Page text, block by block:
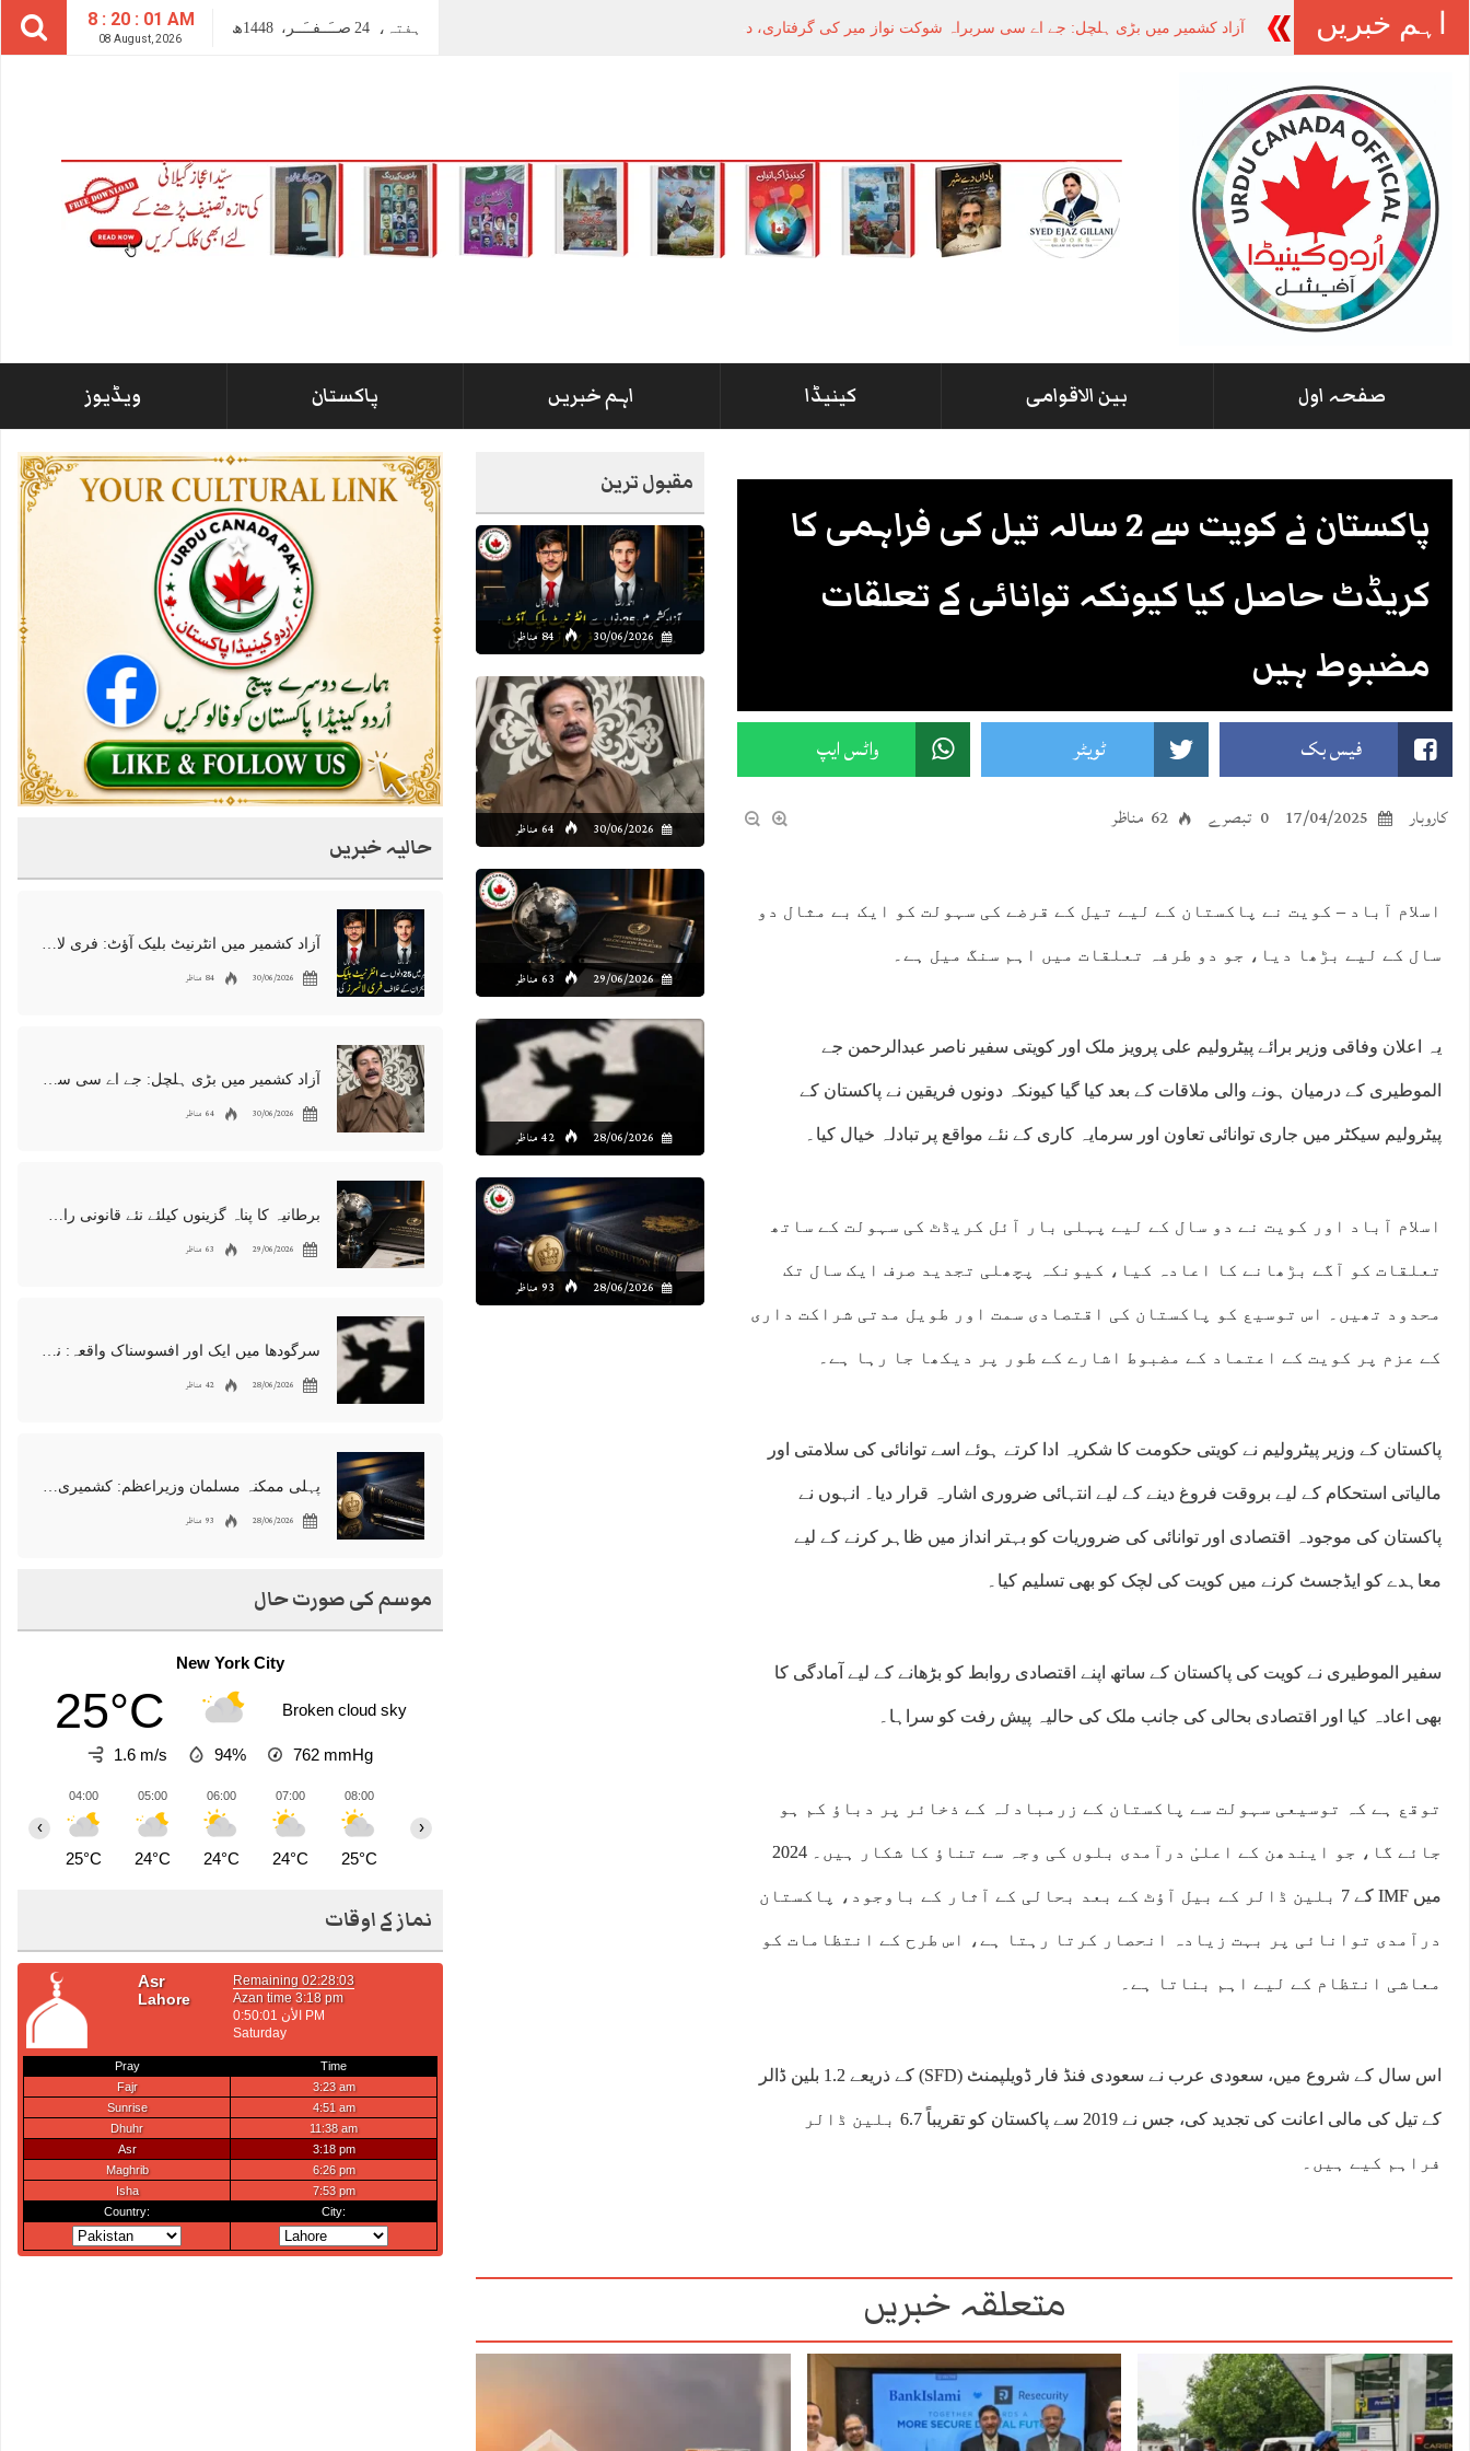
8 : 20 : 02 AM
08 August, 2026
ہفتہ، 24 صــَــفــَــر، 1448ھ اہم خبریں آزاد کشمیر میں بڑی ہلچل: جے اے سی سربراہ شوکت نواز میر کی گرفتاری، دھرنا جاری
صفحہ اول بین الاقوامی کینیڈا اہم خبریں پاکستان ویڈیوز
مقبول ترین
30/06/2026 84 مناظر
30/06/2026 64 مناظر
29/06/2026 63 مناظر
28/06/2026 42 مناظر
28/06/2026 93 مناظر
پاکستان نے کویت سے 2 سالہ تیل کی فراہمی کا
کریڈٹ حاصل کیا کیونکہ توانائی کے تعلقات
مضبوط ہیں
فیس بک ٹویٹر واٹس ایپ
کاروبار 17/04/2025 0 تبصرے 62 مناظر
اسلام آباد – کویت نے پاکستان کے لیے تیل کے قرضے کی سہولت کو ایک بے مثال دو
سال کے لیے بڑھا دیا، جو دو طرفہ تعلقات میں اہم سنگ میل ہے۔
یہ اعلان وفاقی وزیر برائے پیٹرولیم علی پرویز ملک اور کویتی سفیر ناصر عبدالرحمن جے
الموطیری کے درمیان ہونے والی ملاقات کے بعد کیا گیا کیونکہ دونوں فریقین نے پاکستان کے
پیٹرولیم سیکٹر میں جاری توانائی تعاون اور سرمایہ کاری کے نئے مواقع پر تبادلہ خیال کیا۔
اسلام آباد اور کویت نے دو سال کے لیے پہلی بار آئل کریڈٹ کی سہولت کے ساتھ
تعلقات کو آگے بڑھانے کا اعادہ کیا، کیونکہ پچھلی تجدید صرف ایک سال تک
محدود تھیں۔ اس توسیع کو پاکستان کی اقتصادی سمت اور طویل مدتی شراکت داری
کے عزم پر کویت کے اعتماد کے مضبوط اشارے کے طور پر دیکھا جا رہا ہے۔
پاکستان کے وزیر پیٹرولیم نے کویتی حکومت کا شکریہ ادا کرتے ہوئے اسے توانائی کی سلامتی اور
مالیاتی استحکام کے لیے بروقت فروغ دینے کے لیے انتہائی ضروری اشارہ قرار دیا۔ انہوں نے
پاکستان کی موجودہ اقتصادی اور توانائی کی ضروریات کو بہتر انداز میں ظاہر کرنے کے لیے
معاہدے کو ایڈجسٹ کرنے میں کویت کی لچک کو بھی تسلیم کیا۔
سفیر الموطیری نے کویت کی پاکستان کے ساتھ اپنے اقتصادی روابط کو بڑھانے کے لیے آمادگی کا
بھی اعادہ کیا اور اقتصادی بحالی کی جانب ملک کی حالیہ پیش رفت کو سراہا۔
توقع ہے کہ توسیعی سہولت سے پاکستان کے زرمبادلہ کے ذخائر پر دباؤ کم ہو
جائے گا، جو ایندھن کے اعلیٰ درآمدی بلوں کی وجہ سے تناؤ کا شکار ہیں۔ 2024
میں IMF کے 7 بلین ڈالر کے بیل آؤٹ کے بعد بحالی کے آثار کے باوجود، پاکستان
درآمدی توانائی پر بہت زیادہ انحصار کرتا رہتا ہے، اس طرح کے انتظامات کو
معاشی انتظام کے لیے اہم بناتا ہے۔
اس سال کے شروع میں، سعودی عرب نے سعودی فنڈ فار ڈویلپمنٹ (SFD) کے ذریعے 1.2 بلین ڈالر
کے تیل کی مالی اعانت کی تجدید کی، جس نے 2019 سے پاکستان کو تقریباً 6.7 بلین ڈالر
فراہم کیے ہیں۔
متعلقہ خبریں
حالیہ خبریں
آزاد کشمیر میں انٹرنیٹ بلیک آؤٹ: فری لانسرز کا معاشی قتل، احتجاج شروع
30/06/2026 84 مناظر
آزاد کشمیر میں بڑی ہلچل: جے اے سی سربراہ شوکت نواز میر کی گرفتاری، دھرنا جاری
30/06/2026 64 مناظر
برطانیہ کا پناہ گزینوں کیلئے نئے قانونی راستوں اور اسپانسر شپ نظام کا اعلان
29/06/2026 63 مناظر
سرگودھا میں ایک اور افسوسناک واقعہ: نوعمر لڑکے سے مبینہ زیادتی، مقدمہ درج
28/06/2026 42 مناظر
پہلی ممکنہ مسلمان وزیراعظم: کشمیری نژاد شبانہ محمود برطانیہ میں مقبول
28/06/2026 93 مناظر
موسم کی صورت حال
New York City
25°C Broken cloud sky
1.6 m/s 94% 762 mmHg
04:00
25°C
05:00
24°C
06:00
24°C
07:00
24°C
08:00
25°C 32°C 32°C 33°C 33°C 28°C 26°C 25°C 25°C 25°C 24°C
‹ ›
نماز کے اوقات